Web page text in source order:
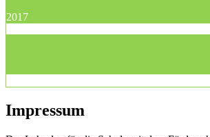
2017
Impressum